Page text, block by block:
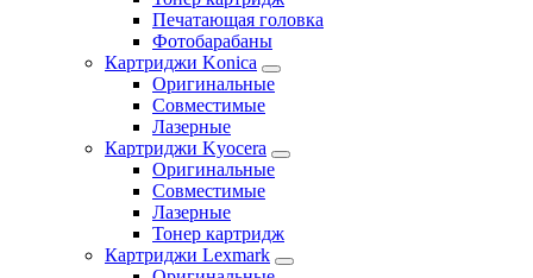
Печатающая головка
Фотобарабаны
Картриджи Konica
Оригинальные
Совместимые
Лазерные
Картриджи Kyocera
Оригинальные
Совместимые
Лазерные
Тонер картридж
Картриджи Lexmark